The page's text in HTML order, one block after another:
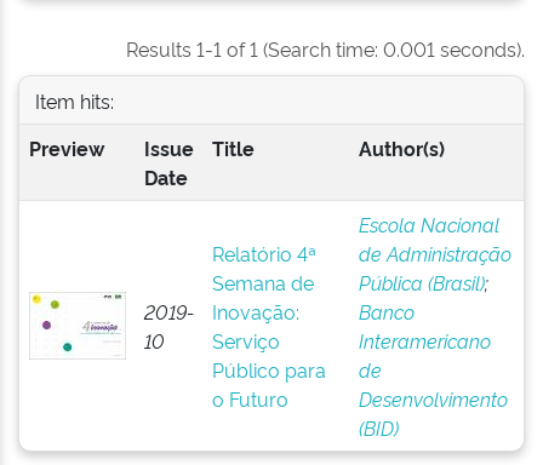
Results 1-1 of 1 (Search time: 0.001 seconds).
Item hits:
Preview
Issue
Date
Title Author(s)
2019-
10
Relatório 4ª
Semana de
Inovação:
Serviço
Público para
o Futuro
Escola Nacional
de Administração
Pública (Brasil);
Banco
Interamericano
de
Desenvolvimento
(BID)